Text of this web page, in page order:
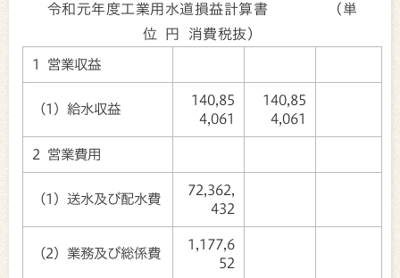
令和元年度工業用水道損益計算書 （単
位 円 消費税抜）
1 営業収益
（1）給水収益
140,85
4,061
140,85
4,061
2 営業費用
（1）送水及び配水費
72,362,
432
（2）業務及び総係費
1,177,6
52